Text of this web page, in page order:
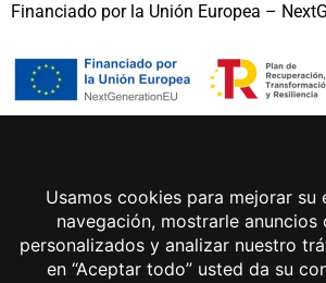
Financiado por la Unión Europea –
Aviso legal
Política de privacidad